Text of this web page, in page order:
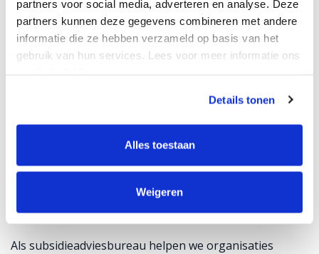
partners voor social media, adverteren en analyse. Deze
partners kunnen deze gegevens combineren met andere
informatie die ze hebben verzameld op basis van het
gebruik van hun services. Lees voor meer informatie ons
Details tonen
Alles toestaan
Weigeren
Waarom Subvention?
Als subsidieadviesbureau helpen we organisaties